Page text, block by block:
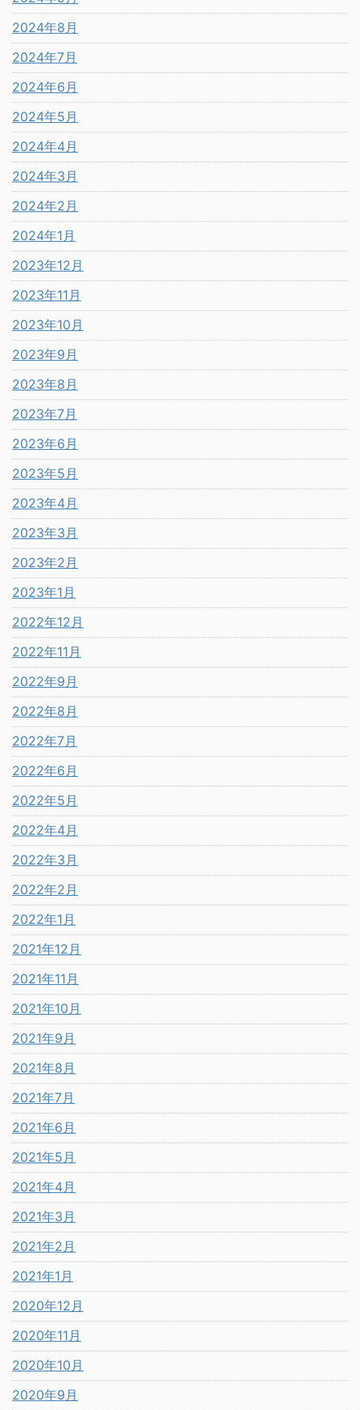
2024年8月
2024年7月
2024年6月
2024年5月
2024年4月
2024年3月
2024年2月
2024年1月
2023年12月
2023年11月
2023年10月
2023年9月
2023年8月
2023年7月
2023年6月
2023年5月
2023年4月
2023年3月
2023年2月
2023年1月
2022年12月
2022年11月
2022年9月
2022年8月
2022年7月
2022年6月
2022年5月
2022年4月
2022年3月
2022年2月
2022年1月
2021年12月
2021年11月
2021年10月
2021年9月
2021年8月
2021年7月
2021年6月
2021年5月
2021年4月
2021年3月
2021年2月
2021年1月
2020年12月
2020年11月
2020年10月
2020年9月